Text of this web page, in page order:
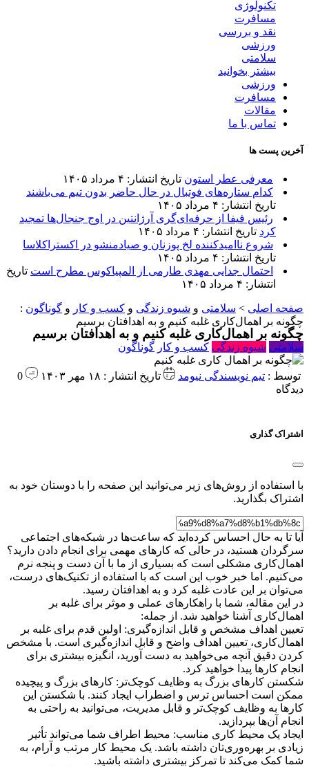
تکنولوژی
مسافرت
نقد و بررسی
ورزشی
سلامتی
بیشتر بخوانید
ورزشی
مسافرت
مقالات
تماس با ما
آخرین پست ها
معرفی عطر استون تاریخ انتشار: ۴ مرداد ۱۴۰۵
کدام ستاره‌های فوتبال در حال حاضر بدون تیم می‌باشند
تاریخ انتشار: ۴ مرداد ۱۴۰۵
رئیس فیفا از حرفه‌ای‌گری آرژانتین در اوج جنجال‌ها تمجید
کرد تاریخ انتشار: ۴ مرداد ۱۴۰۵
شروع ناامیدکننده لخ پوزنان و صیادمنشو در اکستراکلاسا
تاریخ انتشار: ۴ مرداد ۱۴۰۵
احتمال جدایی مهدی طارمی از المپیاکوس مطرح است تاریخ
انتشار: ۴ مرداد ۱۴۰۵
صفحه اصلی > سلامتی و شیوه زندگی و کسب و کار و گوناگون :
چگونه بر اهمال‌کاری غلبه کنیم و به اهدافتان برسیم
چگونه بر اهمال‌کاری غلبه کنیم و به اهدافتان برسیم
سلامتی شیوه زندگی کسب و کار گوناگون
توسط : تیم نویسندگی نیومد تاریخ انتشار : ۱۸ مهر ۱۴۰۳
0
دیدگاه
اشتراک گذاری
با استفاده از روش‌های زیر می‌توانید این صفحه را با دوستان خود به
اشتراک بگذارید.
آیا تا به حال احساس کرده‌اید که ساعت‌ها در شبکه‌های اجتماعی
سرگردان هستید، در حالی که کارهای مهمی برای انجام دادن دارید؟
اهمال‌کاری مشکلی است که بسیاری از ما با آن دست و پنجه نرم
می‌کنیم. اما خبر خوب این است که با استفاده از تکنیک‌های درست،
می‌توان بر این عادت غلبه کرد و به اهدافتان رسید.
در این مقاله، شما با راهکارهای عملی و موثر برای غلبه بر
اهمال‌کاری آشنا خواهید شد. از جمله:
تعیین اهداف مشخص و قابل اندازه‌گیری: اولین قدم برای غلبه بر
اهمال‌کاری، تعیین اهداف واضح و قابل اندازه‌گیری است. با مشخص
کردن دقیق آنچه می‌خواهید به دست آورید، انگیزه بیشتری برای
انجام کارها پیدا خواهید کرد.
شکستن کارهای بزرگ به وظایف کوچک‌تر: کارهای بزرگ و پیچیده
ممکن است احساس ترس و اضطراب ایجاد کنند. با شکستن این
کارها به وظایف کوچک‌تر و قابل مدیریت، می‌توانید به راحتی به
انجام آن‌ها بپردازید.
ایجاد یک محیط کاری مناسب: محیط اطراف شما می‌تواند تأثیر
زیادی بر بهره‌وری‌تان داشته باشد. یک محیط کار مرتب و آرام، به
شما کمک می‌کند تا تمرکز بیشتری داشته باشید.